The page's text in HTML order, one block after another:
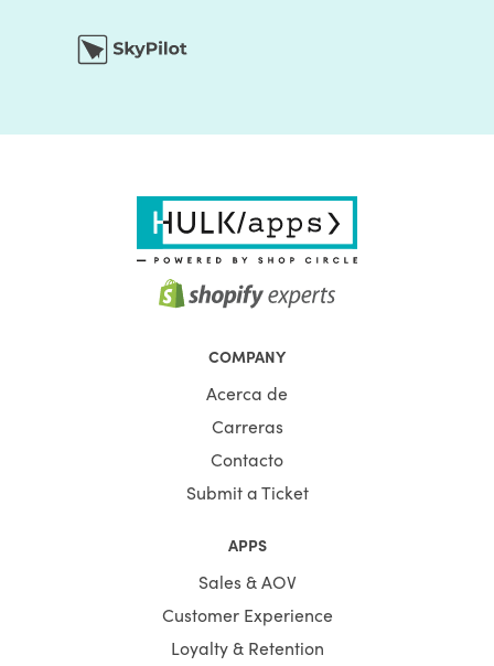
COMPANY
Acerca de
Carreras
Contacto
Submit a Ticket
APPS
Sales & AOV
Customer Experience
Loyalty & Retention